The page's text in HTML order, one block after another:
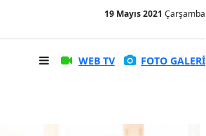
19 Mayıs 2021 Çarşamba
WEB TV FOTO GALERİ